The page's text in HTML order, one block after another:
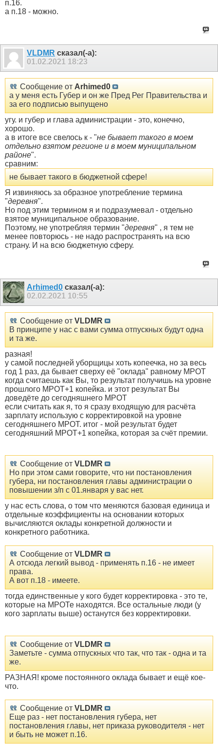
п.16.
а п.18 - можно.
VLDMR сказал(-а):
01.02.2021 18:23
Сообщение от Arhimed0
а у меня есть Губер и он же Пред Рег Правительства и
за его подписью выпущено
угу. и губер и глава администрации - это, конечно,
хорошо.
а в итоге все свелось к - "не бывает такого в моем
отдельно взятом регионе и в моем муниципальном
районе".
сравним:
не бывает такого в бюджетной сфере!
Я извиняюсь за образное употребление термина
"деревня".
Но под этим термином я и подразумевал - отдельно
взятое муниципальное образование.
Поэтому, не употребляя термин "деревня" , я тем не
менее повторюсь - не надо распространять на всю
страну. И на всю бюджетную сферу.
Arhimed0 сказал(-а):
02.02.2021 10:55
Сообщение от VLDMR
В принципе у нас с вами сумма отпускных будут одна
и та же.
разная!
у самой последней уборщицы хоть копеечка, но за весь
год 1 раз, да бывает сверху её "оклада" равному МРОТ
когда считаешь как Вы, то результат получишь на уровне
прошлого МРОТ+1 копейка. и этот результат Вы
доведёте до сегодняшнего МРОТ
если считать как я, то я сразу входящую для расчёта
зарплату использую с корректировкой на уровне
сегодняшнего МРОТ. итог - мой результат будет
сегодняшний МРОТ+1 копейка, которая за счёт премии.
Сообщение от VLDMR
Но при этом сами говорите, что ни постановления
губера, ни постановления главы администрации о
повышении з/п с 01.января у вас нет.
у нас есть слова, о том что меняются базовая единица и
отдельные коэффициенты на основании которых
вычисляются оклады конкретной должности и
конкретного работника.
Сообщение от VLDMR
А отсюда легкий вывод - применять п.16 - не имеет
права.
А вот п.18 - имеете.
тогда единственные у кого будет корректировка - это те,
которые на МРОТе находятся. Все остальные люди (у
кого зарплаты выше) останутся без корректировки.
Сообщение от VLDMR
Заметьте - сумма отпускных что так, что так - одна и та
же.
РАЗНАЯ! кроме постоянного оклада бывает и ещё кое-
что.
Сообщение от VLDMR
Еще раз - нет постановления губера, нет
постановления главы, нет приказа руководителя - нет
и быть не может п.16.